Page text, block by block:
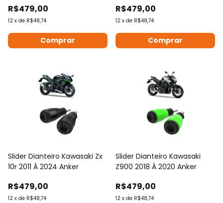
R$479,00
12 x de R$48,74
Comprar
R$479,00
12 x de R$48,74
Comprar
Slider Dianteiro Kawasaki Zx
10r 2011 À 2024 Anker
R$479,00
12 x de R$48,74
Slider Dianteiro Kawasaki
Z900 2018 À 2020 Anker
R$479,00
12 x de R$48,74